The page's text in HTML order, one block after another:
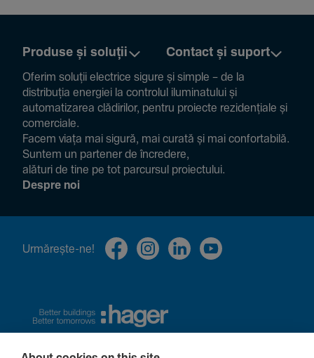
Produse și soluții Contact și suport
Oferim soluții electrice sigure și simple – de la
distribuția energiei la controlul ilumi­na­tului și
auto­ma­ti­zarea clădi­rilor, pentru proiecte rezi­den­țiale și
comer­ciale.
Facem viața mai sigură, mai curată și mai confor­ta­bilă.
Suntem un partener de încre­dere,
alături de tine pe tot parcursul proiec­tului.
Despre noi
Urmă­rește-ne!